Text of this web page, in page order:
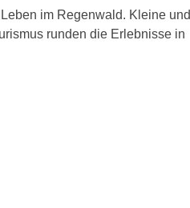
im Regenwald. Kleine und
runden die Erlebnisse in